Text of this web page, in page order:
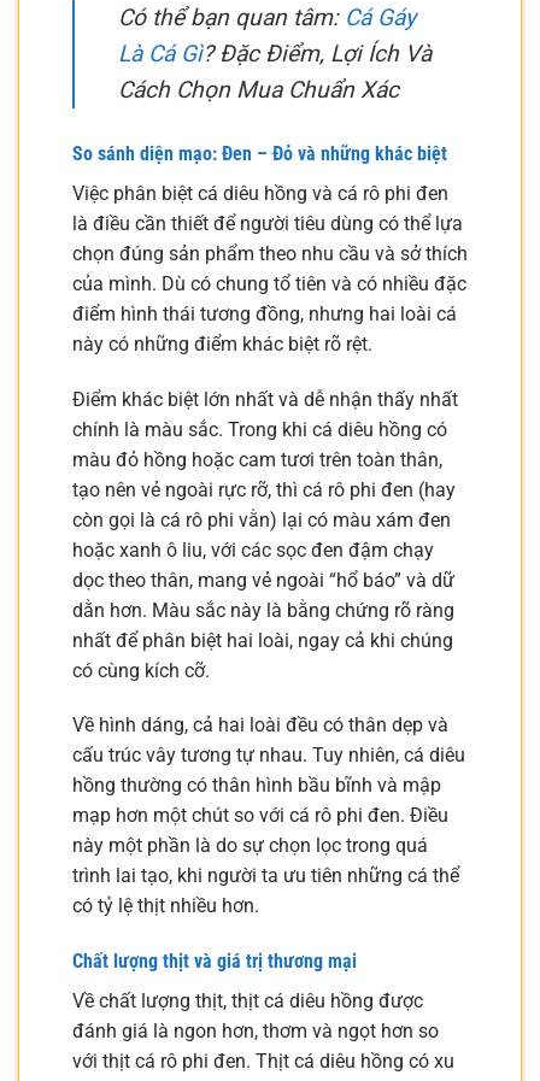
Có thể bạn quan tâm: Cá Gáy
Là Cá Gì? Đặc Điểm, Lợi Ích Và
Cách Chọn Mua Chuẩn Xác
So sánh diện mạo: Đen – Đỏ và những khác biệt
Việc phân biệt cá diêu hồng và cá rô phi đen
là điều cần thiết để người tiêu dùng có thể lựa
chọn đúng sản phẩm theo nhu cầu và sở thích
của mình. Dù có chung tổ tiên và có nhiều đặc
điểm hình thái tương đồng, nhưng hai loài cá
này có những điểm khác biệt rõ rệt.
Điểm khác biệt lớn nhất và dễ nhận thấy nhất
chính là màu sắc. Trong khi cá diêu hồng có
màu đỏ hồng hoặc cam tươi trên toàn thân,
tạo nên vẻ ngoài rực rỡ, thì cá rô phi đen (hay
còn gọi là cá rô phi vằn) lại có màu xám đen
hoặc xanh ô liu, với các sọc đen đậm chạy
dọc theo thân, mang vẻ ngoài “hổ báo” và dữ
dằn hơn. Màu sắc này là bằng chứng rõ ràng
nhất để phân biệt hai loài, ngay cả khi chúng
có cùng kích cỡ.
Về hình dáng, cả hai loài đều có thân dẹp và
cấu trúc vây tương tự nhau. Tuy nhiên, cá diêu
hồng thường có thân hình bầu bĩnh và mập
mạp hơn một chút so với cá rô phi đen. Điều
này một phần là do sự chọn lọc trong quá
trình lai tạo, khi người ta ưu tiên những cá thể
có tỷ lệ thịt nhiều hơn.
Chất lượng thịt và giá trị thương mại
Về chất lượng thịt, thịt cá diêu hồng được
đánh giá là ngon hơn, thơm và ngọt hơn so
với thịt cá rô phi đen. Thịt cá diêu hồng có xu